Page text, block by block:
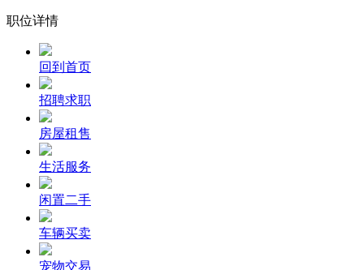
职位详情
回到首页
招聘求职
房屋租售
生活服务
闲置二手
车辆买卖
宠物交易